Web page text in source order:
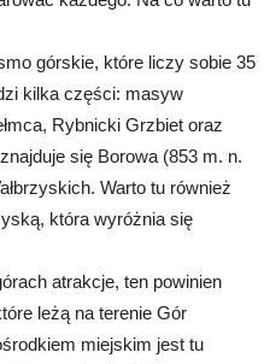
górskie, które liczy sobie 35
kilka części: masyw
Rybnicki Grzbiet oraz
się Borowa (853 m. n.
Warto tu również
która wyróżnia się
atrakcje, ten powinien
leżą na terenie Gór
miejskim jest tu